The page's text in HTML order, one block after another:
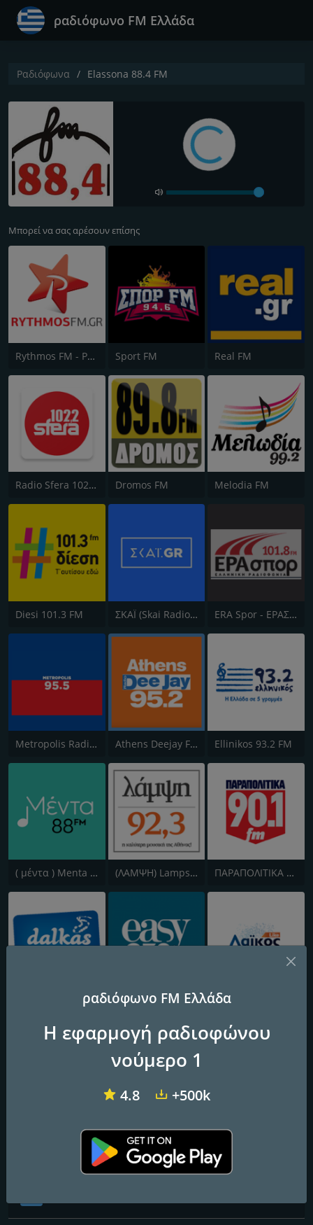
ραδιόφωνο FM Ελλάδα
Ραδιόφωνα Elassona 88.4 FM
Μπορεί να σας αρέσουν επίσης
Rythmos FM - Ρυθμος 94.9 Sport FM Real FM
Radio Sfera 102.2 FM Dromos FM Melodia FM
Diesi 101.3 FM ΣΚΑΪ (Skai Radio 100.3) ERA Spor - ΕΡΑΣΠΟΡ
Metropolis Radio 95.5 FM Athens Deejay FM Ellinikos 93.2 FM
( μέντα ) Menta 88 FM (ΛΑΜΨΗ) Lampsi 92.3 FM ΠΑΡΑΠΟΛΙΤΙΚΑ 90.1 FM
Easy 97.2 FM Laikos FM
Elassona 88.4 FM
Κοινωνικά δίκτυα
ραδιόφωνο FM Ελλάδα
Η εφαρμογή ραδιοφώνου
νούμερο 1
4.8 +500k